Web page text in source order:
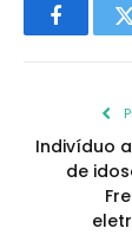
Indivíduo
de